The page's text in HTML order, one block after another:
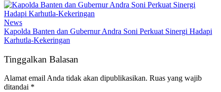
News
Kapolda Banten dan Gubernur Andra Soni Perkuat Sinergi Hadapi
Karhutla-Kekeringan
Tinggalkan Balasan
Alamat email Anda tidak akan dipublikasikan. Ruas yang wajib
ditandai *